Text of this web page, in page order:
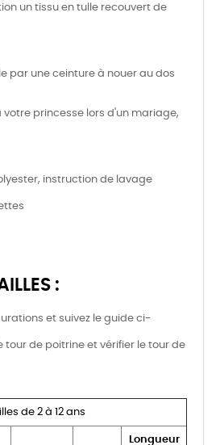
un tissu en tulle recouvert de
par une ceinture à nouer au dos
princesse lors d'un mariage,
instruction de lavage
:
et suivez le guide ci-
tour de poitrine et vérifier le tour de
de 2 à 12 ans
Longueur